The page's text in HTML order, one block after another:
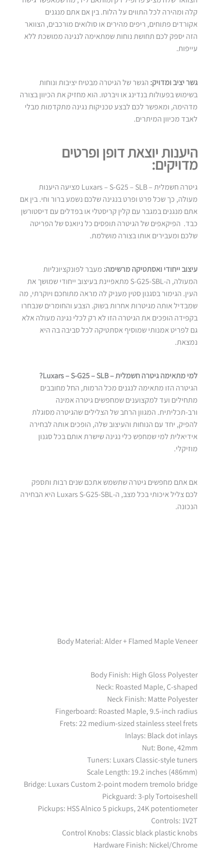
קלה ומהירה לכל התווים על הלוח. בין אם אתם מנגנים
אקורדים פתוחים, ריפים מהירים או סולואים מורכבים, הצוואר
הזה יספק לכם תחושת נוחות שמתאימה לנגינה ממושכת ללא
עייפות.
גשר יציב ומדויק: הגשר של הגיטרה מבטיח יציבות ונוחות
בשימוש בפעולות בנדינג או ויברטו. הוא מחזיק את הכיוון בצורה
מדהימה, ומאפשר לכם לבצע טכניקות נגינה מתקדמות מבלי
לאבד מכיוון המיתרים.
היענות יוצאת דופן ופרטים
מדויקים:
גיטרה חשמלית – Luxars – S-G25 – SLB מציעה היענות
מעולה, כך שכל פרט ופרט בנגינה שלכם נשמע ברור וחי. בין אם
אתם מנגנים במגבר עם קלין קריסטלי או בפדלים עם דיסטורשן
כבד. הפיקאפים של הגיטרה תופסים כל ניואנס של הפריטה
שלכם ומעבירים אותו בצורה מושלמת.
עיצוב ייחודי ואסתטיקה מרשימה: מעבר לפונקציונליות
המעולה, ה-S-G25-SBL מתאפיינת בעיצוב ייחודי שמושך את
העין. הגימור בסגנון סטין מעניק לה מראה מתוחכם ויוקרתי, מה
שמבדיל אותה מגיטרות אחרות בשוק. הצבע והחומרים שנבחרו
בקפידה הופכים את הגיטרה הזו לא רק לכלי נגינה מעולה אלא
גם לפריט אמנותי שמוסיף אסתטיקה לכל סביבה בה היא
נמצאת.
למי מתאימה גיטרה חשמלית – Luxars – S-G25 – SLB?
הגיטרה הזו מתאימה לנגנים מכל הרמות, החל מחובבים
מתחילים ועד למקצוענים שמחפשים גיטרה אמינה
ורב-תכליתית. המגוון הרחב של הצלילים שהגיטרה מסוגלת
להפיק, יחד עם הנוחות והעיצוב שלה, הופכים אותה לבחירה
אידיאלית למי שמחפש כלי נגינה שישרת אותם בכל סגנון
מוזיקלי.
אם אתם מחפשים גיטרה שתשמש אתכם שנים רבות ותספק
לכם צליל איכותי בכל מצב, ה-Luxars S-G25-SBL היא הבחירה
הנכונה.
Body Material: Alder + Flamed Maple Veneer
Body Finish: High Gloss Polyester
Neck: Roasted Maple, C-shaped
Neck Finish: Matte Polyester
Fingerboard: Roasted Maple, 9.5-inch radius
Frets: 22 medium-sized stainless steel frets
Inlays: Black dot inlays
Nut: Bone, 42mm
Tuners: Luxars Classic-style tuners
Scale Length: 19.2 inches (486mm)
Bridge: Luxars Custom 2-point modern tremolo bridge
Pickguard: 3-ply Tortoiseshell
Pickups: HSS Alnico 5 pickups, 24K potentiometer
Controls: 1V2T
Control Knobs: Classic black plastic knobs
Hardware Finish: Nickel/Chrome